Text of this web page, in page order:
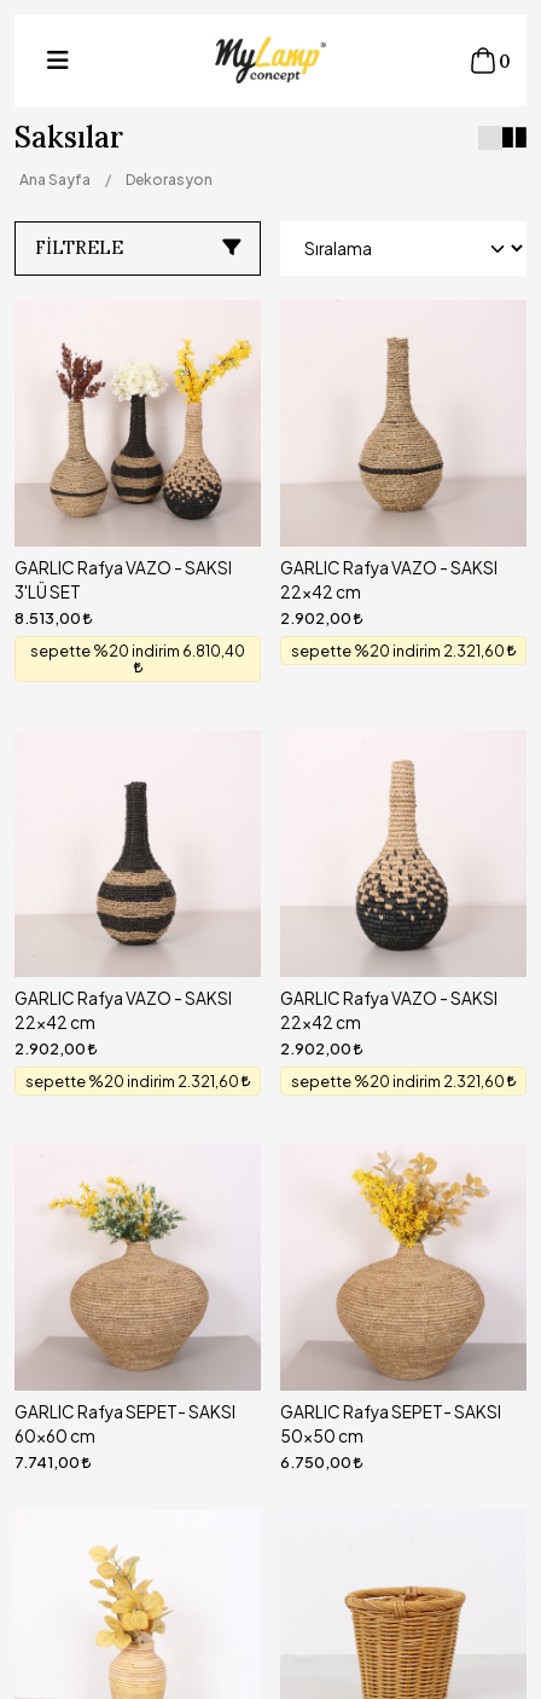
0
Saksılar
Ana Sayfa Dekorasyon
FILTRELE
GARLIC Rafya VAZO - SAKSI
3'LÜ SET
8.513,00
sepette %20 indirim 6.810,40
GARLIC Rafya VAZO - SAKSI
22x42 cm
2.902,00
sepette %20 indirim 2.321,60
GARLIC Rafya VAZO - SAKSI
22x42 cm
2.902,00
sepette %20 indirim 2.321,60
GARLIC Rafya VAZO - SAKSI
22x42 cm
2.902,00
sepette %20 indirim 2.321,60
GARLIC Rafya SEPET- SAKSI
60x60 cm
7.741,00
GARLIC Rafya SEPET- SAKSI
50x50 cm
6.750,00